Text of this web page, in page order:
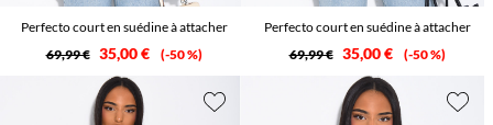
Perfecto court en suédine à attacher
69,99 € 35,00 € -50 %
Perfecto court en suédine à attacher
69,99 € 35,00 € -50 %